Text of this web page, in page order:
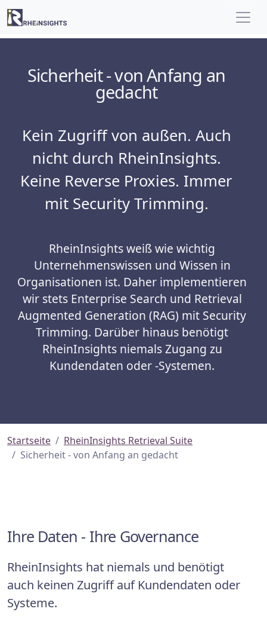
Sicherheit - von Anfang an
gedacht
Kein Zugriff von außen. Auch
nicht durch RheinInsights.
Keine Reverse Proxies. Immer
mit Security Trimming.
RheinInsights weiß wie wichtig
Unternehmenswissen und Wissen in
Organisationen ist. Daher implementieren
wir stets Enterprise Search und Retrieval
Augmented Generation (RAG) mit Security
Trimming. Darüber hinaus benötigt
RheinInsights niemals Zugang zu
Kundendaten oder -Systemen.
Startseite
RheinInsights Retrieval Suite
Sicherheit - von Anfang an gedacht
Ihre Daten - Ihre Governance
RheinInsights hat niemals und benötigt
auch keinen Zugriff auf Kundendaten oder
Systeme.